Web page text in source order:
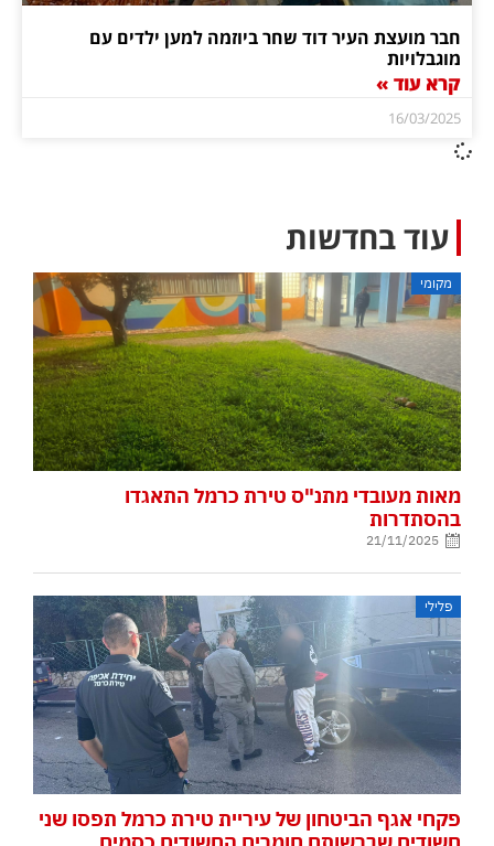
חבר מועצת העיר דוד שחר ביוזמה למען ילדים עם
מוגבלויות
קרא עוד »
16/03/2025
עוד בחדשות
מקומי
מאות מעובדי מתנ"ס טירת כרמל התאגדו
בהסתדרות
21/11/2025
פלילי
פקחי אגף הביטחון של עיריית טירת כרמל תפסו שני